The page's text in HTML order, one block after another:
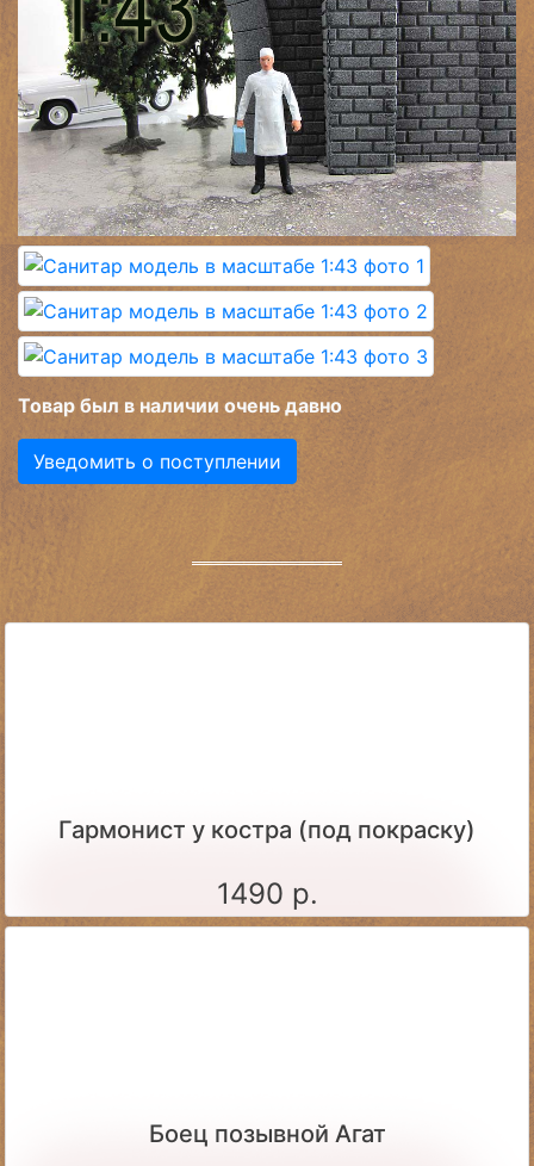
Товар был в наличии очень давно
Уведомить о поступлении
Гармонист у костра (под покраску)
1490 р.
Боец позывной Агат